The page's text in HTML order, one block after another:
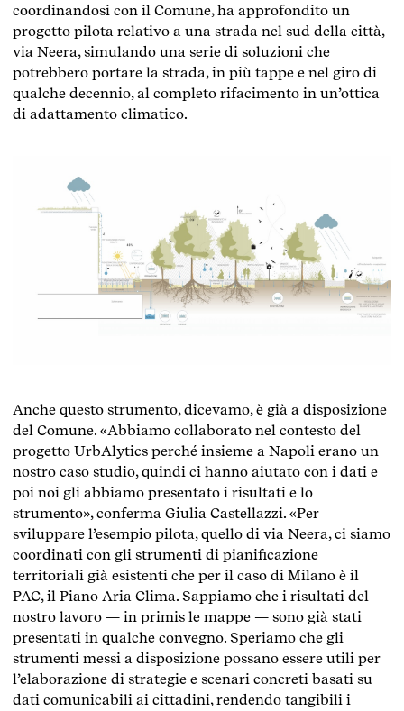
coordinandosi con il Comune, ha approfondito un
progetto pilota relativo a una strada nel sud della città,
via Neera, simulando una serie di soluzioni che
potrebbero portare la strada, in più tappe e nel giro di
qualche decennio, al completo rifacimento in un’ottica
di adattamento climatico.
Anche questo strumento, dicevamo, è già a disposizione
del Comune. «Abbiamo collaborato nel contesto del
progetto UrbAlytics perché insieme a Napoli erano un
nostro caso studio, quindi ci hanno aiutato con i dati e
poi noi gli abbiamo presentato i risultati e lo
strumento», conferma Giulia Castellazzi. «Per
sviluppare l’esempio pilota, quello di via Neera, ci siamo
coordinati con gli strumenti di pianificazione
territoriali già esistenti che per il caso di Milano è il
PAC, il Piano Aria Clima. Sappiamo che i risultati del
nostro lavoro — in primis le mappe — sono già stati
presentati in qualche convegno. Speriamo che gli
strumenti messi a disposizione possano essere utili per
l’elaborazione di strategie e scenari concreti basati su
dati comunicabili ai cittadini, rendendo tangibili i